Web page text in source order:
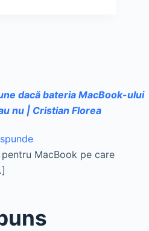
dacă bateria MacBook-ului
nu | Cristian Florea
MacBook pe care